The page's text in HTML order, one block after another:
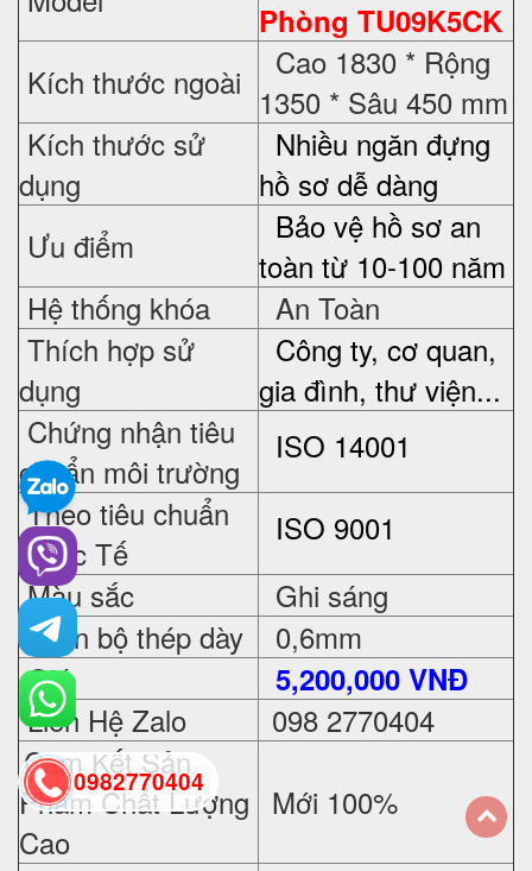
Phòng TU09K5CK
Kích thước ngoài
Cao 1830 * Rộng
1350 * Sâu 450 mm
Kích thước sử
dụng
Nhiều ngăn đựng
hồ sơ dễ dàng
Ưu điểm
Bảo vệ hồ sơ an
toàn từ 10-100 năm
Hệ thống khóa
An Toàn
Thích hợp sử
dụng
Công ty, cơ quan,
gia đình, thư viện...
Chứng nhận tiêu
chuẩn môi trường
ISO 14001
Theo tiêu chuẩn
Quốc Tế
ISO 9001
Màu sắc
Ghi sáng
Toàn bộ thép dày
0,6mm
Giá
5,200,000 VNĐ
Liên Hệ Zalo
098 2770404
Cam Kết Sản
Phẩm Chất Lượng
Cao
Mới 100%
0982770404